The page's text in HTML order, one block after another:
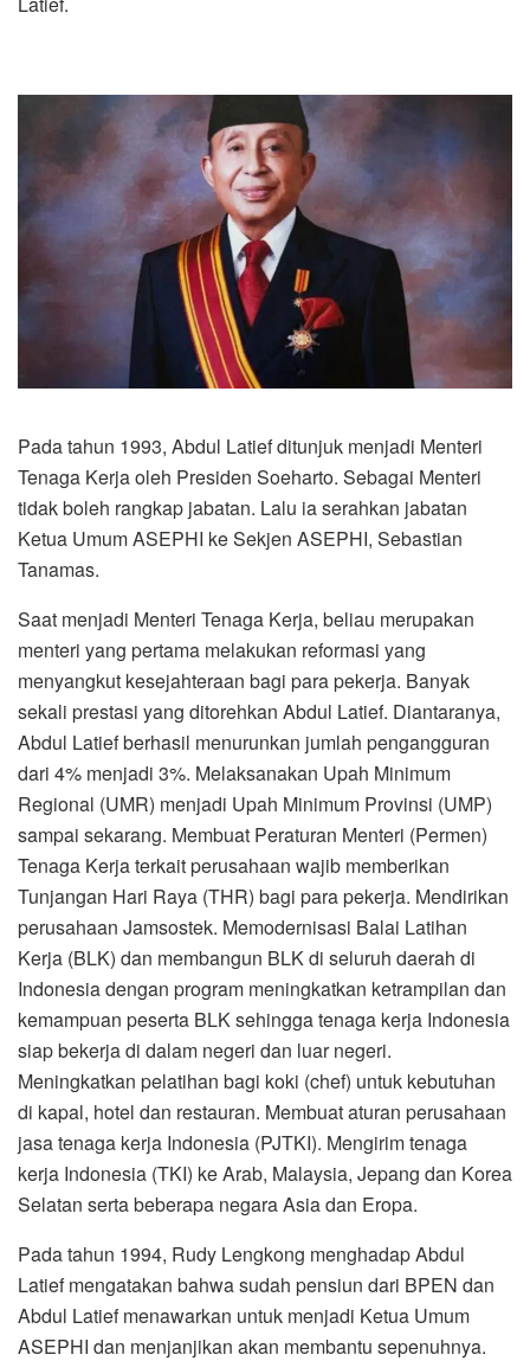
Pada tahun 1993, Abdul Latief ditunjuk menjadi Menteri
Tenaga Kerja oleh Presiden Soeharto. Sebagai Menteri
tidak boleh rangkap jabatan. Lalu ia serahkan jabatan
Ketua Umum ASEPHI ke Sekjen ASEPHI, Sebastian
Tanamas.
Saat menjadi Menteri Tenaga Kerja, beliau merupakan
menteri yang pertama melakukan reformasi yang
menyangkut kesejahteraan bagi para pekerja. Banyak
sekali prestasi yang ditorehkan Abdul Latief. Diantaranya,
Abdul Latief berhasil menurunkan jumlah pengangguran
dari 4% menjadi 3%. Melaksanakan Upah Minimum
Regional (UMR) menjadi Upah Minimum Provinsi (UMP)
sampai sekarang. Membuat Peraturan Menteri (Permen)
Tenaga Kerja terkait perusahaan wajib memberikan
Tunjangan Hari Raya (THR) bagi para pekerja. Mendirikan
perusahaan Jamsostek. Memodernisasi Balai Latihan
Kerja (BLK) dan membangun BLK di seluruh daerah di
Indonesia dengan program meningkatkan ketrampilan dan
kemampuan peserta BLK sehingga tenaga kerja Indonesia
siap bekerja di dalam negeri dan luar negeri.
Meningkatkan pelatihan bagi koki (chef) untuk kebutuhan
di kapal, hotel dan restauran. Membuat aturan perusahaan
jasa tenaga kerja Indonesia (PJTKI). Mengirim tenaga
kerja Indonesia (TKI) ke Arab, Malaysia, Jepang dan Korea
Selatan serta beberapa negara Asia dan Eropa.
Pada tahun 1994, Rudy Lengkong menghadap Abdul
Latief mengatakan bahwa sudah pensiun dari BPEN dan
Abdul Latief menawarkan untuk menjadi Ketua Umum
ASEPHI dan menjanjikan akan membantu sepenuhnya.